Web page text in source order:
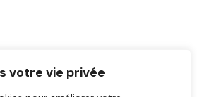
votre vie privée